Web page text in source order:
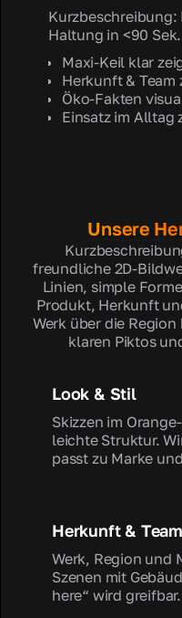
Haltung in <90
Maxi-Keil klar
Herkunft & Team
Öko-Fakten
Einsatz im Alltag
Unsere
freundliche 2D-
Linien, simple
Produkt, Herkunft
Werk über die
klaren Piktos
Look & Stil
Skizzen im
leichte Struktur.
passt zu Marke
Herkunft & Team
Werk, Region und
Szenen mit
here“ wird greifbar.